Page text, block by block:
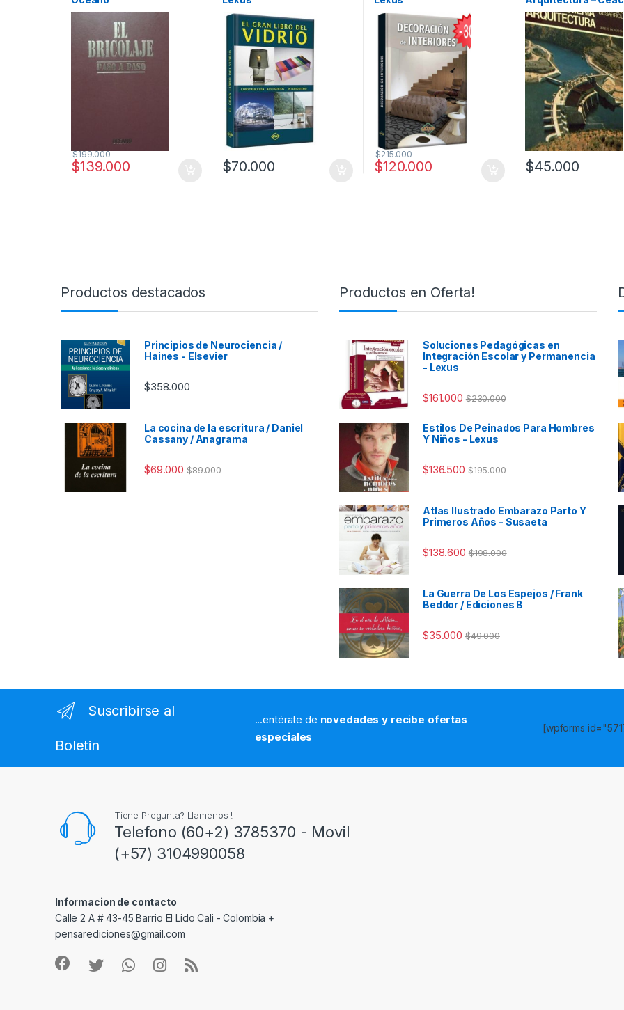
Ingeniería,Ingeniería Eléctrica
Profesionales y tecnicos
Temas Varios
$139.000
$199.000
$70.000 $120.000
$215.000
$45.000
Productos destacados
Principios de Neurociencia /
Haines - Elsevier
$358.000
La cocina de la escritura / Daniel
Cassany / Anagrama
$69.000 $89.000
Productos en Oferta!
Soluciones Pedagógicas en
Integración Escolar y Permanencia
- Lexus
$161.000 $230.000
Estilos De Peinados Para Hombres
Y Niños - Lexus
$136.500 $195.000
Atlas Ilustrado Embarazo Parto Y
Primeros Años - Susaeta
$138.600 $198.000
La Guerra De Los Espejos / Frank
Beddor / Ediciones B
$35.000 $49.000
Suscribirse al
Boletin
...entérate de novedades y recibe ofertas
especiales
[wpforms
Tiene Pregunta? Llamenos !
Telefono (60+2) 3785370 - Movil
(+57) 3104990058
Informacion de contacto
Calle 2 A # 43-45 Barrio El Lido Cali - Colombia +
pensarediciones@gmail.com